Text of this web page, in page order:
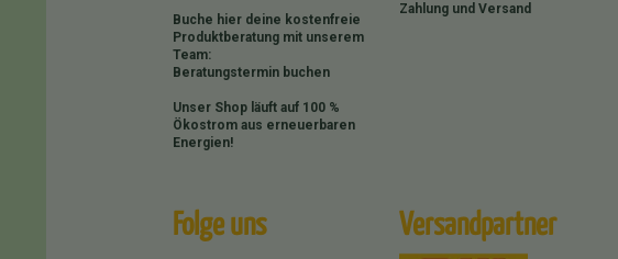
Buche hier deine kostenfreie
Produktberatung mit unserem
Team:
Beratungstermin buchen
Unser Shop läuft auf 100 %
Ökostrom aus erneuerbaren
Energien!
Zahlung und Versand
Folge uns Versandpartner